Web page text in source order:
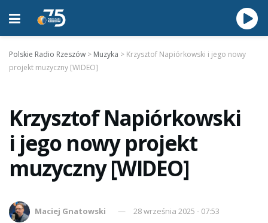
Polskie Radio Rzeszów > Muzyka > Krzysztof Napiórkowski i jego nowy
projekt muzyczny [WIDEO]
Krzysztof Napiórkowski
i jego nowy projekt
muzyczny [WIDEO]
Maciej Gnatowski
28 września 2025 - 07:53